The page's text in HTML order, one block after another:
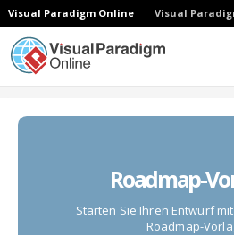
Visual Paradigm Online Visual
Roadmap-
Starten Sie Ihren Entwurf
Roadmap-